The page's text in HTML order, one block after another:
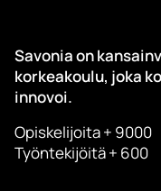
Savonia on
korkeakoulu, joka
innovoi.
Opiskelijoita + 9000
Työntekijöitä + 600